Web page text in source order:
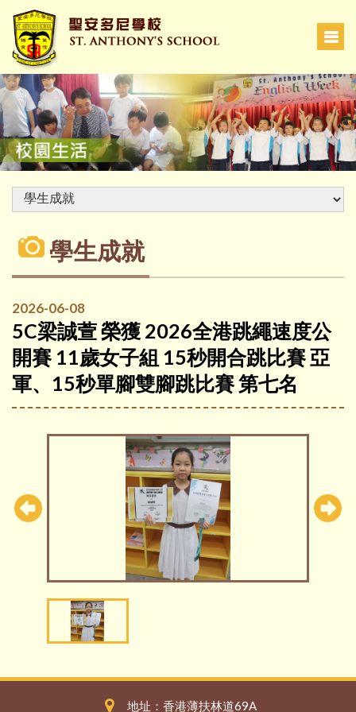
學生成就
2026-06-08
5C梁誠萱 榮獲 2026全港跳繩速度公
開賽 11歲女子組 15秒開合跳比賽 亞
軍、15秒單腳雙腳跳比賽 第七名
地址：香港薄扶林道69A